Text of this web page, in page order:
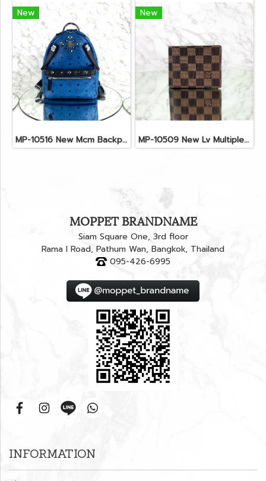
New
MP-10516 New Mcm Backpack Small Blue/Black Shw
New
MP-10509 New Lv Multiple Men Wallet Damier
MOPPET BRANDNAME
Siam Square One, 3rd floor
Rama I Road, Pathum Wan, Bangkok, Thailand
095-426-6995
INFORMATION